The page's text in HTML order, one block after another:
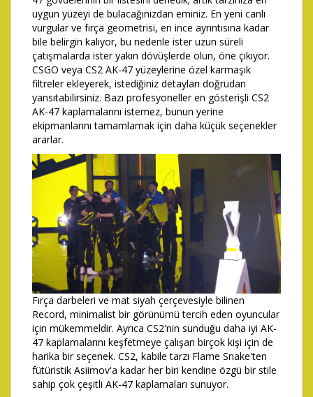
uygun yüzeyi de bulacağınızdan eminiz. En yeni canlı
vurgular ve fırça geometrisi, en ince ayrıntısına kadar
bile belirgin kalıyor, bu nedenle ister uzun süreli
çatışmalarda ister yakın dövüşlerde olun, öne çıkıyor.
CSGO veya CS2 AK-47 yüzeylerine özel karmaşık
filtreler ekleyerek, istediğiniz detayları doğrudan
yansıtabilirsiniz. Bazı profesyoneller en gösterişli CS2
AK-47 kaplamalarını istemez, bunun yerine
ekipmanlarını tamamlamak için daha küçük seçenekler
ararlar.
Fırça darbeleri ve mat siyah çerçevesiyle bilinen
Record, minimalist bir görünümü tercih eden oyuncular
için mükemmeldir. Ayrıca CS2'nin sunduğu daha iyi AK-
47 kaplamalarını keşfetmeye çalışan birçok kişi için de
harika bir seçenek. CS2, kabile tarzı Flame Snake'ten
fütüristik Asiimov'a kadar her biri kendine özgü bir stile
sahip çok çeşitli AK-47 kaplamaları sunuyor.